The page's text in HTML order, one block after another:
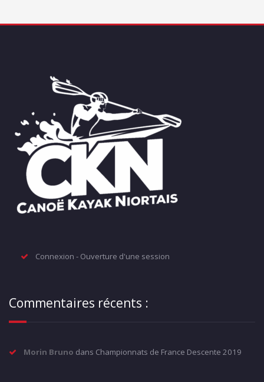
Connexion - Ouverture d'une session
Commentaires récents :
Morin Bruno dans Championnats de France Descente 2019